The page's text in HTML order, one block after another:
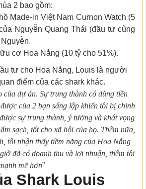
2 bao gồm:
Made-in Việt Nam Curnon Watch (5
Nguyễn Quang Thái (đầu tư cùng
cơ Hoa Nắng (10 tỷ cho 51%).
tư cho Hoa Nắng, Louis là người
điểm của các shark khác.
của dự án. Sự trung thành có dùng tiền
của 2 bạn sáng lập khiến tôi bị chinh
sự trung thành, ý tưởng và khát vọng
sạch, tốt cho xã hội của họ. Thêm nữa,
tôi nhận thấy tiềm năng của Hoa Nắng
đã có doanh thu và lợi nhuận, thêm tôi
mẽ hơn”
Shark Louis